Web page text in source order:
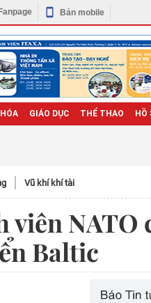
Fanpage Bản mobile
GIÁO DỤC THỂ THAO HỒ
Vũ khí khí tài
viên NATO
Baltic